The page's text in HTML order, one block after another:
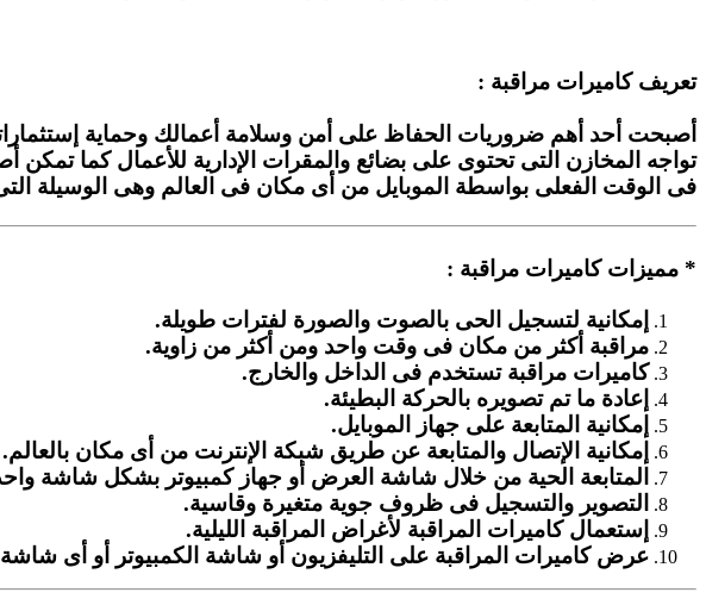
تعريف كاميرات مراقبة :
أصبحت أحد أهم ضروريات الحفاظ على أمن وسلامة أعمالك وحماية
تواجه المخازن التى تحتوى على بضائع والمقرات الإدارية للأعمال كما
فى الوقت الفعلى بواسطة الموبايل من أى مكان فى العالم وهى الوسيلة
* مميزات كاميرات مراقبة :
إمكانية لتسجيل الحى بالصوت والصورة لفترات طويلة.
مراقبة أكثر من مكان فى وقت واحد ومن أكثر من زاوية.
كاميرات مراقبة تستخدم فى الداخل والخارج.
إعادة ما تم تصويره بالحركة البطيئة.
إمكانية المتابعة على جهاز الموبايل.
إمكانية الإتصال والمتابعة عن طريق شبكة الإنترنت من أى مكان بالعالم.
المتابعة الحية من خلال شاشة العرض أو جهاز كمبيوتر بشكل شاشة
التصوير والتسجيل فى ظروف جوية متغيرة وقاسية.
إستعمال كاميرات المراقبة لأغراض المراقبة الليلية.
عرض كاميرات المراقبة على التليفزيون أو شاشة الكمبيوتر أو أى